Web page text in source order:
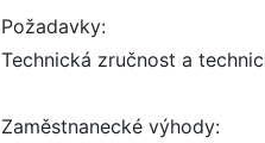
Požadavky:
Technická zručnost a
Zaměstnanecké výhody: